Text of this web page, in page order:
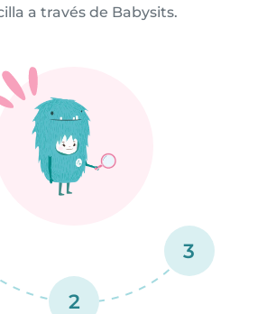
a través de Babysits.
2
3